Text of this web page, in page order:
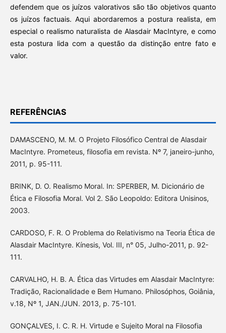
defendem que os juízos valorativos são tão objetivos quanto
os juízos factuais. Aqui abordaremos a postura realista, em
especial o realismo naturalista de Alasdair MacIntyre, e como
esta postura lida com a questão da distinção entre fato e
valor.
REFERÊNCIAS
DAMASCENO, M. M. O Projeto Filosófico Central de Alasdair
MacIntyre. Prometeus, filosofia em revista. Nº 7, janeiro-junho,
2011, p. 95-111.
BRINK, D. O. Realismo Moral. In: SPERBER, M. Dicionário de
Ética e Filosofia Moral. Vol 2. São Leopoldo: Editora Unisinos,
2003.
CARDOSO, F. R. O Problema do Relativismo na Teoria Ética de
Alasdair MacIntyre. Kínesis, Vol. III, n° 05, Julho-2011, p. 92-
111.
CARVALHO, H. B. A. Ética das Virtudes em Alasdair MacIntyre:
Tradição, Racionalidade e Bem Humano. Philosóphos, Goiânia,
v.18, Nº 1, JAN./JUN. 2013, p. 75-101.
GONÇALVES, I. C. R. H. Virtude e Sujeito Moral na Filosofia